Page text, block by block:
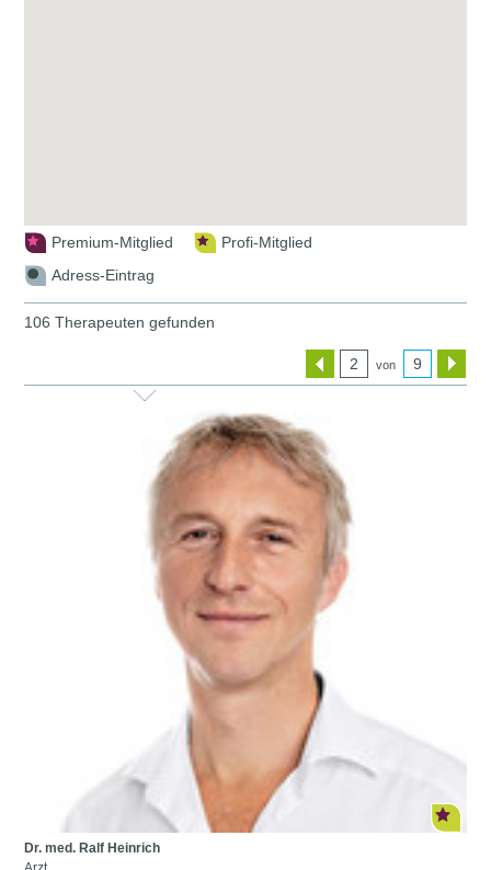
Premium-Mitglied
Profi-Mitglied
Adress-Eintrag
106 Therapeuten gefunden
2 von 9
Dr. med. Ralf Heinrich